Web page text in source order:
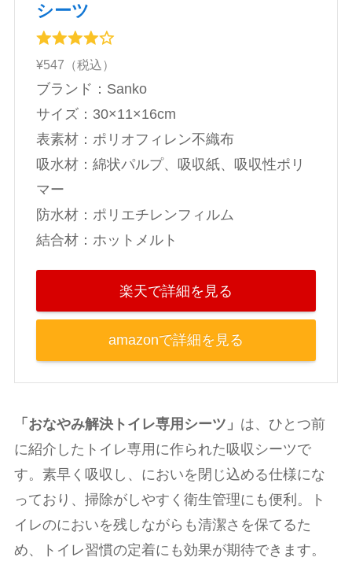
シーツ
¥547（税込）
ブランド：Sanko
‎サイズ：30×11×16cm
表素材：ポリオフィレン不織布
吸水材：綿状パルプ、吸収紙、吸収性ポリ
マー
防水材：ポリエチレンフィルム
結合材：ホットメルト
楽天で詳細を見る
amazonで詳細を見る
「おなやみ解決トイレ専用シーツ」 は、ひとつ前
に紹介したトイレ専用に作られた吸収シーツで
す。素早く吸収し、においを閉じ込める仕様にな
っており、掃除がしやすく衛生管理にも便利。ト
イレのにおいを残しながらも清潔さを保てるた
め、トイレ習慣の定着にも効果が期待できます。